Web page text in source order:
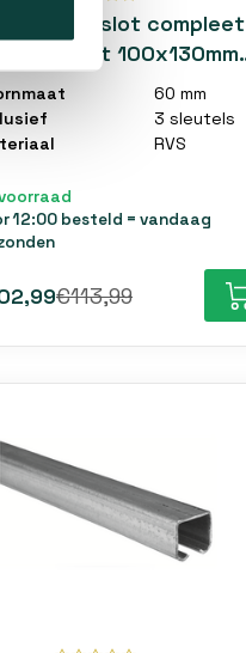
compleet
haakslot 100x130mm
cilinder
60 mm
3 sleutels
RVS
12:00 besteld = vandaag
€113,99